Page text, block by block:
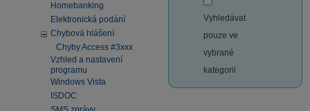
Homebanking
Elektronická podání
Chybová hlášení
Chyby Access #3xxx
Vzhled a nastavení
programu
Windows Vista
ISDOC
Vyhledávat
pouze ve
vybrané
kategorii